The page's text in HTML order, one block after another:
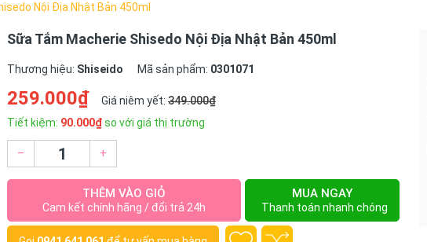
Nội Địa Nhật Bản 450ml
Sữa Tắm Macherie Shisedo Nội Địa Nhật Bản 450ml
Thương hiệu: Shiseido Mã sản phẩm: 0301071
259.000₫ Giá niêm yết: 349.000₫
Tiết kiệm: 90.000₫so với giá thị trường
– +
THÊM VÀO GIỎ
Cam kết chính hãng / đổi trả 24h
MUA NGAY
Thanh toán nhanh chóng